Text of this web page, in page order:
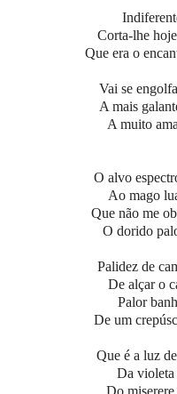
Corta-lhe
Que era o
Vai se
A mais
A muito
O alvo
Ao mago
Que não me
O dorido
Palidez de
De alçar o
Palor
De um
Que é a luz
Da violeta
Do miserere